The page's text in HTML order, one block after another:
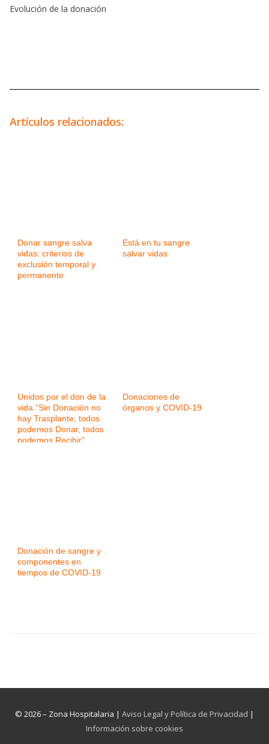
Evolución de la donación
Artículos relacionados:
Donar sangre salva
vidas: criterios de
exclusión temporal y
permanente
Está en tu sangre
salvar vidas
Unidos por el don de la
vida “Sin Donación no
hay Trasplante, todos
podemos Donar, todos
podemos Recibir”
Donaciones de
órganos y COVID-19
Donación de sangre y
componentes en
tiempos de COVID-19
© 2026 – Zona Hospitalaria | Aviso Legal y Política de Privacidad |
Información sobre cookies